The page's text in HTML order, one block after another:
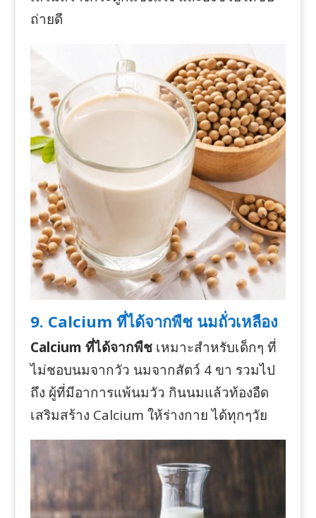
ถ่ายดี
9. Calcium ที่ได้จากพืช นมถั่วเหลือง
Calcium ที่ได้จากพืชเหมาะสำหรับเด็กๆ ที่
ไม่ชอบนมจากวัว นมจากสัตว์ 4 ขา รวมไป
ถึง ผู้ที่มีอาการแพ้นมวัว กินนมแล้วท้องอืด
เสริมสร้าง Calcium ให้ร่างกาย ได้ทุกๆวัย